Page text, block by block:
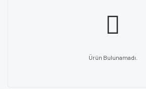
Ürün Bulunamadı.